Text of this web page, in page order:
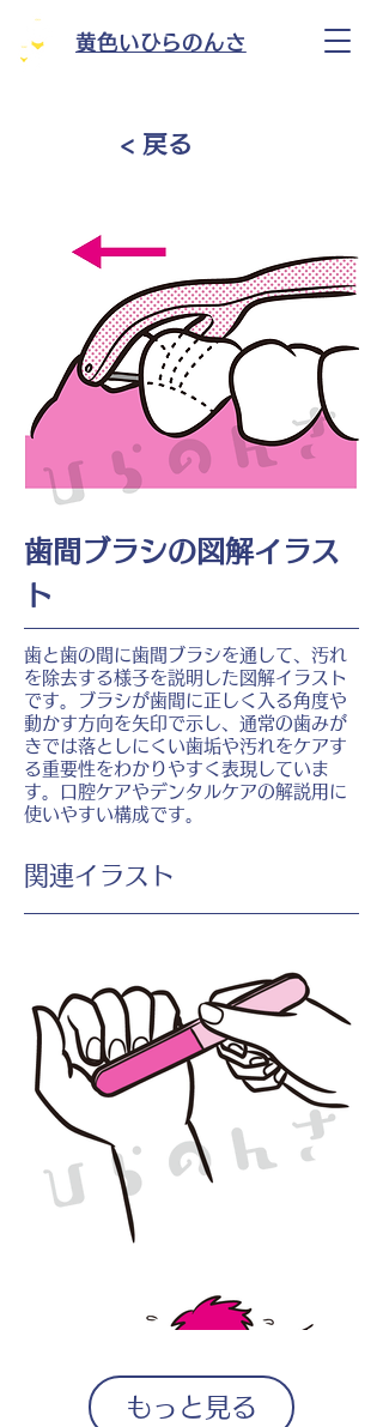
黄色いひらのんさ
< 戻る
歯間ブラシの図解イラス
ト
歯と歯の間に歯間ブラシを通して、汚れ
を除去する様子を説明した図解イラスト
です。ブラシが歯間に正しく入る角度や
動かす方向を矢印で示し、通常の歯みが
きでは落としにくい歯垢や汚れをケアす
る重要性をわかりやすく表現していま
す。口腔ケアやデンタルケアの解説用に
使いやすい構成です。
​関連イラスト
もっと見る